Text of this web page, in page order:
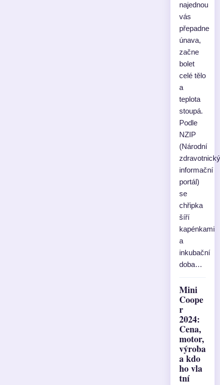
najednou
vás
přepadne
únava,
začne
bolet
celé tělo
a
teplota
stoupá.
Podle
NZIP
(Národní
zdravotnický
informační
portál)
se
chřipka
šíří
kapénkami
a
inkubační
doba…
Mini
Coope
r
2024:
Cena,
motor,
výroba
a kdo
ho vla
tní